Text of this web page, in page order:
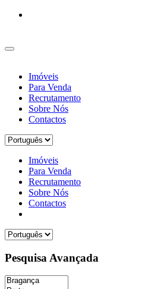
Imóveis
Para Venda
Recrutamento
Sobre Nós
Contactos
Imóveis
Para Venda
Recrutamento
Sobre Nós
Contactos
Pesquisa Avançada